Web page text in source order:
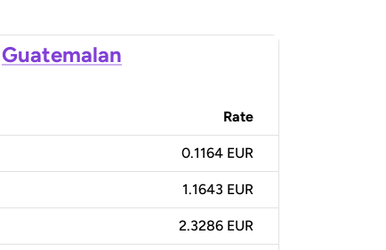
Guatemalan
Rate
0.1164 EUR
1.1643 EUR
2.3286 EUR